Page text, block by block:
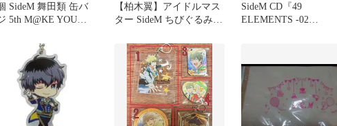
SideM 舞田類 缶バ
5th M@KE YOU
【柏木翼】アイドルマス
ター SideM ちびぐるみ
SideM CD『49
ELEMENTS -02